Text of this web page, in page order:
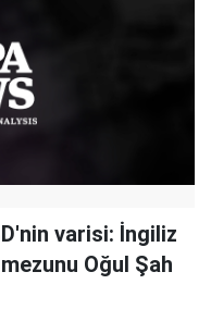
varisi: İngiliz
Oğul Şah